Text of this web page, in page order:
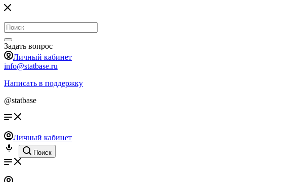
Задать вопрос
Личный кабинет
info@statbase.ru
Написать в поддержку
@statbase
Личный кабинет
Поиск